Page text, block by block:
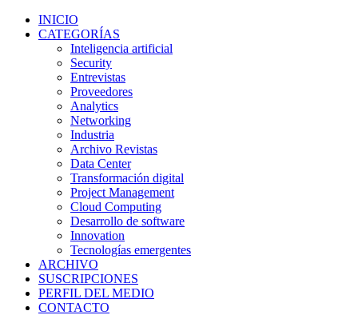
INICIO
CATEGORÍAS
Inteligencia artificial
Security
Entrevistas
Proveedores
Analytics
Networking
Industria
Archivo Revistas
Data Center
Transformación digital
Project Management
Cloud Computing
Desarrollo de software
Innovation
Tecnologías emergentes
ARCHIVO
SUSCRIPCIONES
PERFIL DEL MEDIO
CONTACTO